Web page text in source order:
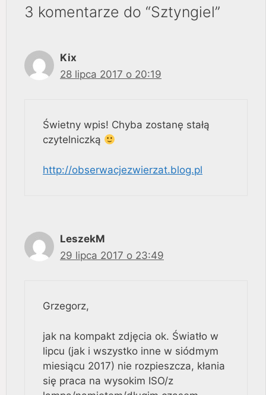
3 komentarze do “Sztyngiel”
Kix
28 lipca 2017 o 20:19
Świetny wpis! Chyba zostanę stałą
czytelniczką
http://obserwacjezwierzat.blog.pl
LeszekM
29 lipca 2017 o 23:49
Grzegorz,
jak na kompakt zdjęcia ok. Światło w
lipcu (jak i wszystko inne w siódmym
miesiącu 2017) nie rozpieszcza, kłania
się praca na wysokim ISO/z